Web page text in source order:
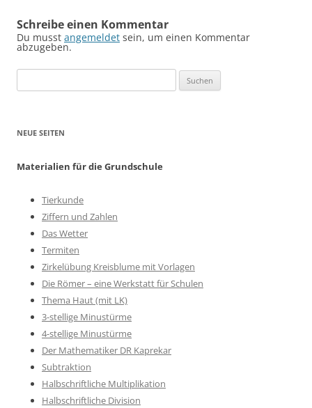
Schreibe einen Kommentar
Du musst angemeldet sein, um einen Kommentar
abzugeben.
nach:
NEUE SEITEN
Materialien für die Grundschule
Tierkunde
Ziffern und Zahlen
Das Wetter
Termiten
Zirkelübung Kreisblume mit Vorlagen
Die Römer – eine Werkstatt für Schulen
Thema Haut (mit LK)
3-stellige Minustürme
4-stellige Minustürme
Der Mathematiker DR Kaprekar
Subtraktion
Halbschriftliche Multiplikation
Halbschriftliche Division